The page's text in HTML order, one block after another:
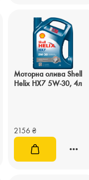
Моторна олива Shell
Helix HX7 5W-30, 4л
2156 ₴